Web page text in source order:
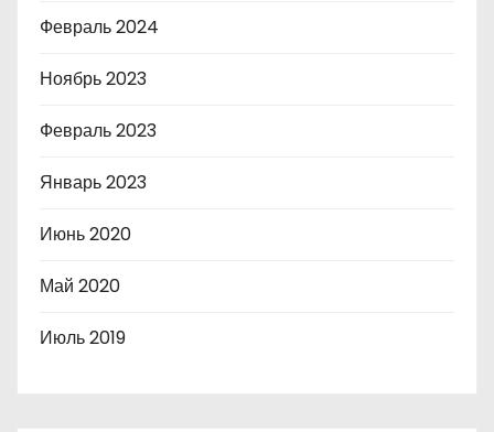
Февраль 2024
Ноябрь 2023
Февраль 2023
Январь 2023
Июнь 2020
Май 2020
Июль 2019